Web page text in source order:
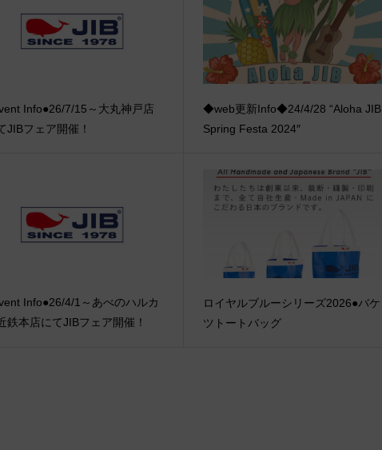
Info●26/7/15～大丸神戸店
JIBフェア開催！
◆web更新Info◆24/4/28 “Aloha JIB
Spring Festa 2024″
Info●26/4/1～あべのハルカ
鉄本店にてJIBフェア開催！
ロイヤルブルーシリーズ2026●バケ
ツトートバッグ